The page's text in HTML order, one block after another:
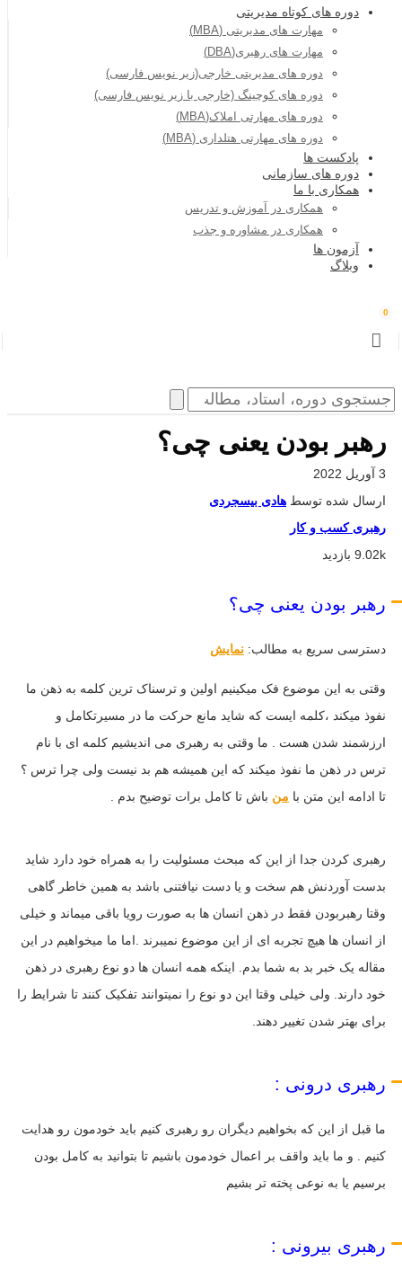
دوره های کوتاه مدیریتی
مهارت های مدیریتی (MBA)
مهارت های رهبری(DBA)
دوره های مدیریتی خارجی(زیر نویس فارسی)
دوره های کوچینگ (خارجی با زیر نویس فارسی)
دوره های مهارتی املاک(MBA)
دوره های مهارتی هتلداری (MBA)
پادکست ها
دوره های سازمانی
همکاری با ما
همکاری در آموزش و تدریس
همکاری در مشاوره و جذب
آزمون ها
وبلاگ
0
رهبر بودن یعنی چی؟
3 آوریل 2022
ارسال شده توسط هادی بیسجردی
رهبری کسب و کار
9.02k بازدید
رهبر بودن یعنی چی؟
دسترسی سریع به مطالب: نمایش
وقتی به این موضوع فک میکینیم اولین و ترسناک ترین کلمه به ذهن ما
نفوذ میکند ،کلمه ایست که شاید مانع حرکت ما در مسیرتکامل و
ارزشمند شدن هست . ما وقتی به رهبری می اندیشیم کلمه ای با نام
ترس در ذهن ما نفوذ میکند که این همیشه هم بد نیست ولی چرا ترس ؟
تا ادامه این متن با من باش تا کامل برات توضیح بدم .
رهبری کردن جدا از این که مبحث مسئولیت را به همراه خود دارد شاید
بدست آوردنش هم سخت و یا دست نیافتنی باشد به همین خاطر گاهی
وقتا رهبربودن فقط در ذهن انسان ها به صورت رویا باقی میماند و خیلی
از انسان ها هیچ تجربه ای از این موضوع نمیبرند .اما ما میخواهیم در این
مقاله یک خبر بد به شما بدم. اینکه همه انسان ها دو نوع رهبری در ذهن
خود دارند. ولی خیلی وقتا این دو نوع را نمیتوانند تفکیک کنند تا شرایط را
برای بهتر شدن تغییر دهند.
رهبری درونی :
ما قبل از این که بخواهیم دیگران رو رهبری کنیم باید خودمون رو هدایت
کنیم . و ما باید واقف بر اعمال خودمون باشیم تا بتوانید به کامل بودن
برسیم یا به نوعی پخته تر بشیم
رهبری بیرونی :